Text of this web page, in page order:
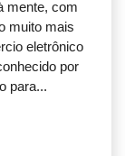
mente, com
muito mais
eletrônico
por
para...